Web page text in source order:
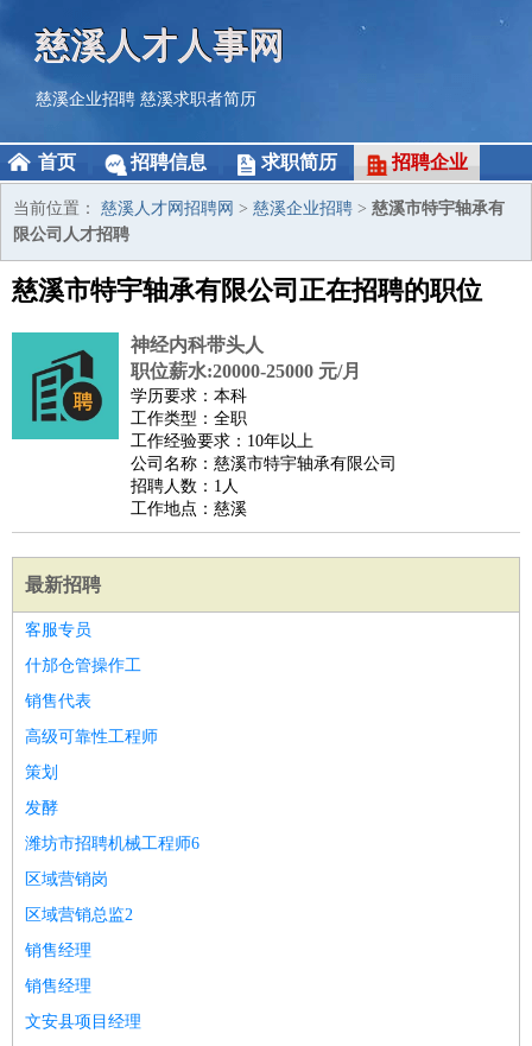
慈溪人才人事网
慈溪企业招聘 慈溪求职者简历
首页 招聘信息 求职简历 招聘企业
当前位置： 慈溪人才网招聘网 > 慈溪企业招聘 > 慈溪市特宇轴承有
限公司人才招聘
慈溪市特宇轴承有限公司正在招聘的职位
神经内科带头人
职位薪水:20000-25000 元/月
学历要求：本科
工作类型：全职
工作经验要求：10年以上
公司名称：慈溪市特宇轴承有限公司
招聘人数：1人
工作地点：慈溪
最新招聘
客服专员
什邡仓管操作工
销售代表
高级可靠性工程师
策划
发酵
潍坊市招聘机械工程师6
区域营销岗
区域营销总监2
销售经理
销售经理
文安县项目经理